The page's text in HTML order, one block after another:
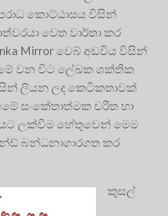
කොට්ඨාසය විසින්
වෙත වාර්තා කර
Mirror වෙබ් අඩවිය විසින්
මේ වන විට ලේඛක ශක්තික
ලියන ලද කෙටිකතාවක්
සංකේතාත්මක චරිත හා
ලක්වීම හේතුවෙන් මෙම
බන්ධනාගාරගත කර
කුසල්